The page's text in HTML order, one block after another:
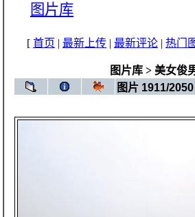
图片库
[ 首页 | 最新上传 | 最新评论 | 热门
图片库> 美女俊
图片 1911/2050